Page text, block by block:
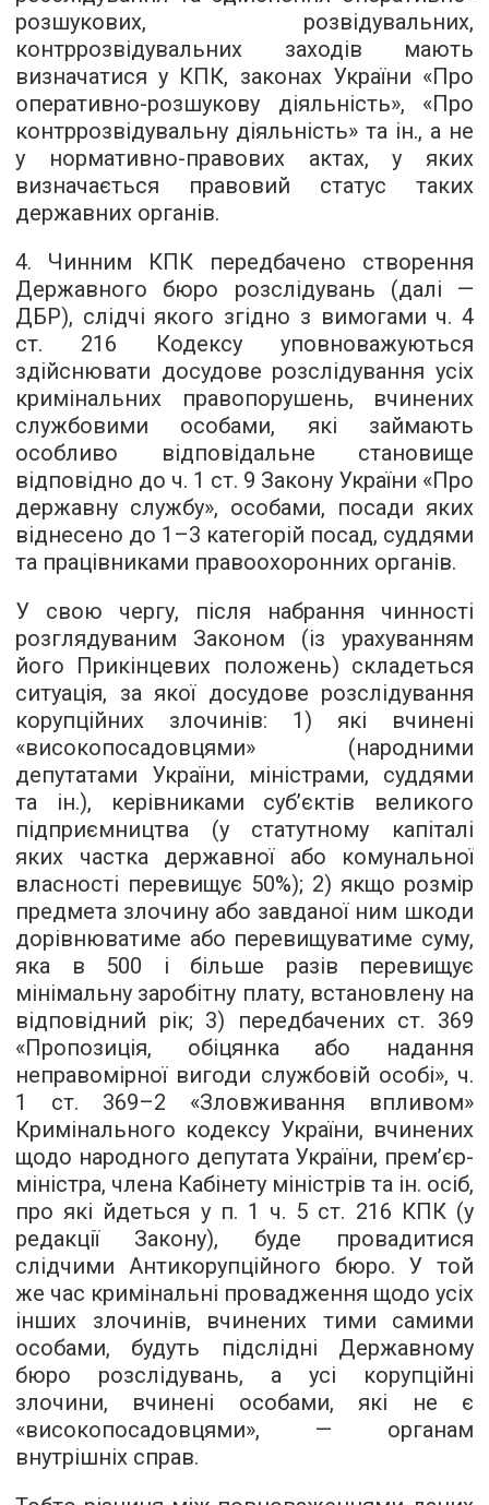
розшукових, розвідувальних,
контррозвідувальних заходів мають
визначатися у КПК, законах України «Про
оперативно-розшукову діяльність», «Про
контррозвідувальну діяльність» та ін., а не
у нормативно-правових актах, у яких
визначається правовий статус таких
державних органів.
4. Чинним КПК передбачено створення
Державного бюро розслідувань (далі —
ДБР), слідчі якого згідно з вимогами ч. 4
ст. 216 Кодексу уповноважуються
здійснювати досудове розслідування усіх
кримінальних правопорушень, вчинених
службовими особами, які займають
особливо відповідальне становище
відповідно до ч. 1 ст. 9 Закону України «Про
державну службу», особами, посади яких
віднесено до 1–3 категорій посад, суддями
та працівниками правоохоронних органів.
У свою чергу, після набрання чинності
розглядуваним Законом (із урахуванням
його Прикінцевих положень) складеться
ситуація, за якої досудове розслідування
корупційних злочинів: 1) які вчинені
«високопосадовцями» (народними
депутатами України, міністрами, суддями
та ін.), керівниками суб’єктів великого
підприємництва (у статутному капіталі
яких частка державної або комунальної
власності перевищує 50%); 2) якщо розмір
предмета злочину або завданої ним шкоди
дорівнюватиме або перевищуватиме суму,
яка в 500 і більше разів перевищує
мінімальну заробітну плату, встановлену на
відповідний рік; 3) передбачених ст. 369
«Пропозиція, обіцянка або надання
неправомірної вигоди службовій особі», ч.
1 ст. 369–2 «Зловживання впливом»
Кримінального кодексу України, вчинених
щодо народного депутата України, прем’єр-
міністра, члена Кабінету міністрів та ін. осіб,
про які йдеться у п. 1 ч. 5 ст. 216 КПК (у
редакції Закону), буде провадитися
слідчими Антикорупційного бюро. У той
же час кримінальні провадження щодо усіх
інших злочинів, вчинених тими самими
особами, будуть підслідні Державному
бюро розслідувань, а усі корупційні
злочини, вчинені особами, які не є
«високопосадовцями», — органам
внутрішніх справ.